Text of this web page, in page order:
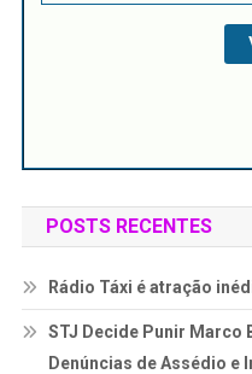
POSTS RECENTES
Rádio Táxi é atração
STJ Decide Punir Marco
Denúncias de Assédio e